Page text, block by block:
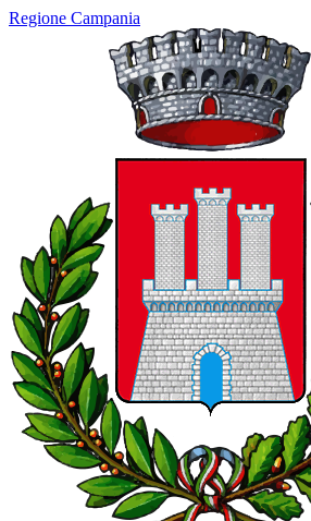
Regione Campania